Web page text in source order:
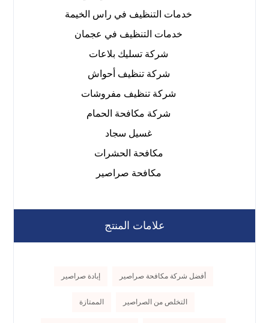
خدمات التنظيف في راس الخيمة
خدمات التنظيف في عجمان
شركة تسليك بلاعات
شركة تنظيف أحواش
شركة تنظيف مفروشات
شركة مكافحة الحمام
غسيل سجاد
مكافحة الحشرات
مكافحة صراصير
علامات المنتج
أفضل شركة مكافحة صراصير إبادة صراصير
التخلص من الصراصير الممتازة